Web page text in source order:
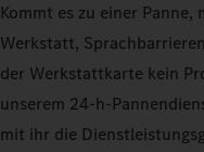
Kommt es zu einer Panne,
Werkstatt,
der Werkstattkarte kein
unserem
mit ihr die